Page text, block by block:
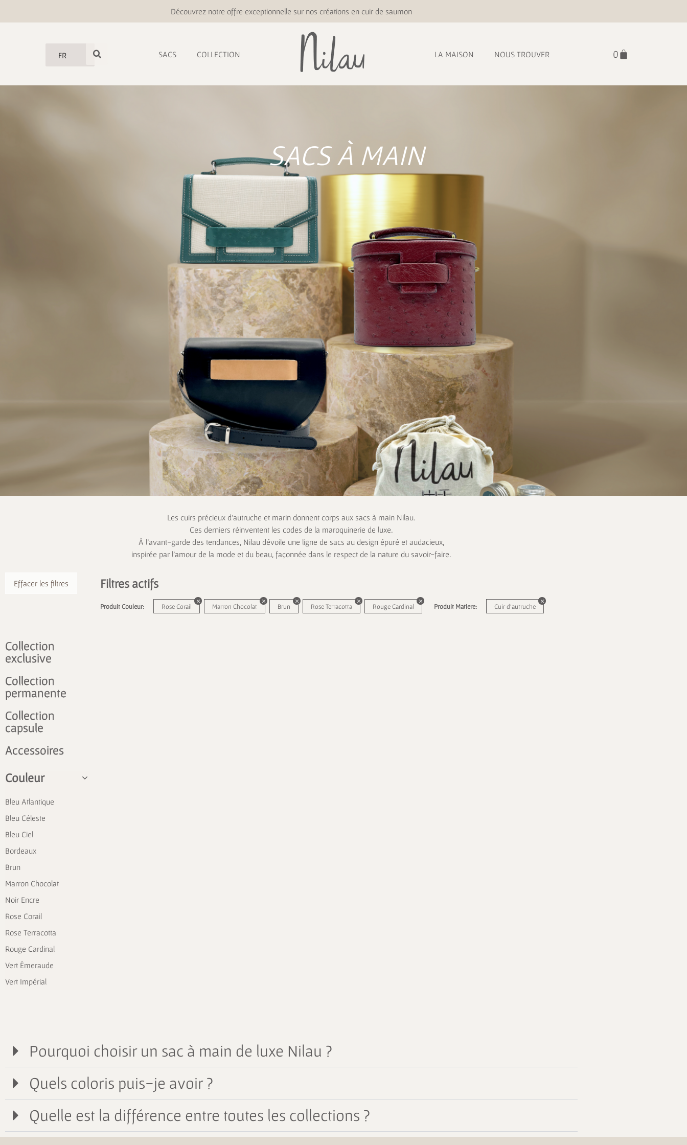
Découvrez notre offre exceptionnelle sur nos créations en cuir de saumon
FR SACS COLLECTION LA MAISON NOUS TROUVER
SACS À MAIN
Les cuirs précieux d’autruche et marin donnent corps aux sacs à main Nilau.
Ces derniers réinventent les codes de la maroquinerie de luxe.
À l’avant-garde des tendances, Nilau dévoile une ligne de sacs au design épuré et audacieux,
inspirée par l’amour de la mode et du beau, façonnée dans le respect de la nature du savoir-faire.
Effacer les filtres
Collection
exclusive
Collection
permanente
Collection
capsule
Accessoires
Couleur
Bleu Atlantique
Bleu Céleste
Bleu Ciel
Bordeaux
Brun
Marron Chocolat
Noir Encre
Rose Corail
Rose Terracotta
Rouge Cardinal
Vert Émeraude
Vert Impérial
Filtres actifs
Produit Couleur: Rose Corail Marron Chocolat Brun Rose Terracotta Rouge Cardinal Produit Matiere: Cuir d'autruche
Pourquoi choisir un sac à main de luxe Nilau ?
Quels coloris puis-je avoir ?
Quelle est la différence entre toutes les collections ?